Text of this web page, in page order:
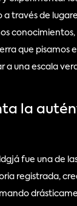
través de
que pisamos
a una escala
la
fue una de
registrada,